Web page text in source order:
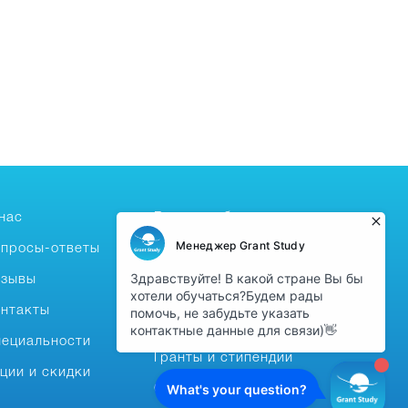
ответы
и скидки
Бесплатное обучение
Foundation-год за
рубежом
Языковые курсы
Гранты и стипендии
Среднее образование